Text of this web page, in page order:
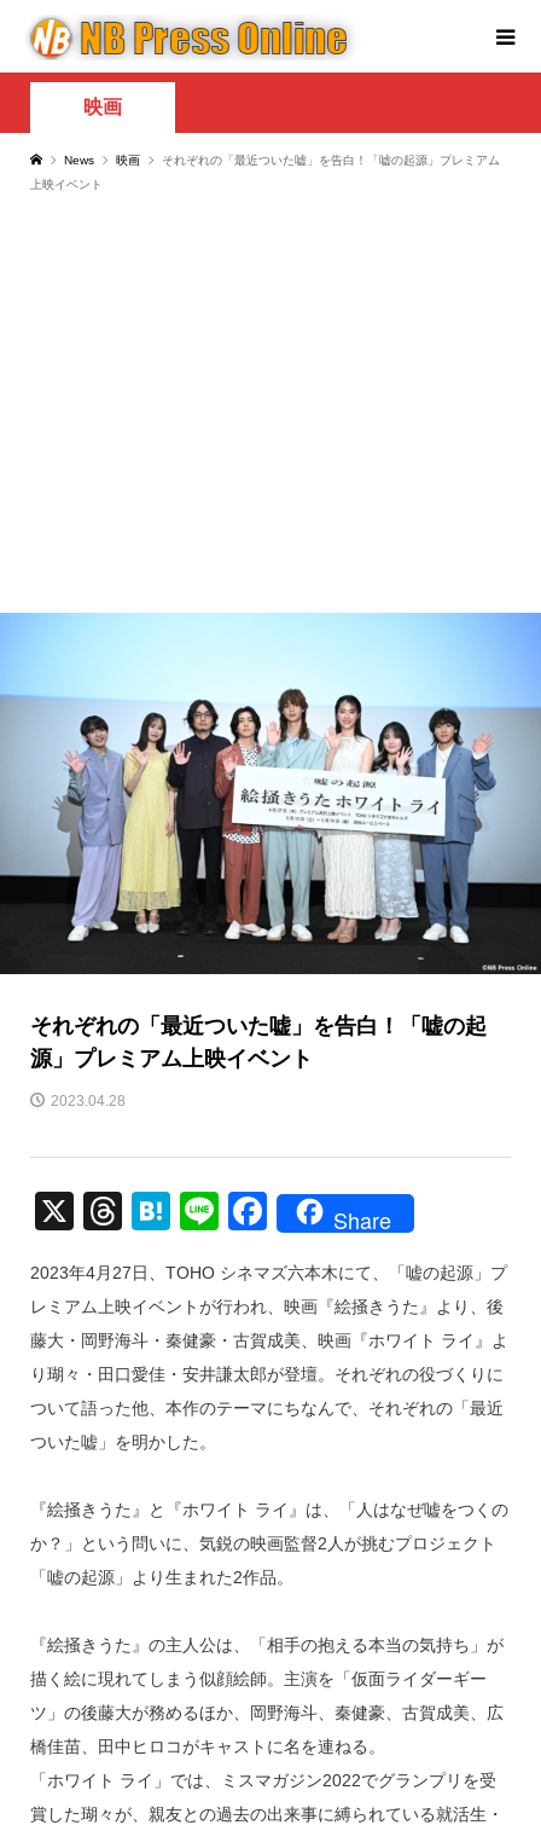
映画
News 映画
それぞれの「最近ついた嘘」を告白！「嘘の起源」プレミアム
上映イベント
それぞれの「最近ついた嘘」を告白！「嘘の起
源」プレミアム上映イベント
2023.04.28
X
T
e
a
d
s
H
e
n
a
Li
e
F
c
e
b
o
Share
2023年4月27日、TOHO シネマズ六本木にて、「嘘の起源」プ
レミアム上映イベントが行われ、映画『絵掻きうた』より、後
藤大・岡野海斗・秦健豪・古賀成美、映画『ホワイト ライ』よ
り瑚々・田口愛佳・安井謙太郎が登壇。それぞれの役づくりに
ついて語った他、本作のテーマにちなんで、それぞれの「最近
ついた嘘」を明かした。
『絵掻きうた』と『ホワイト ライ』は、「人はなぜ嘘をつくの
か？」という問いに、気鋭の映画監督2人が挑むプロジェクト
「嘘の起源」より生まれた2作品。
『絵掻きうた』の主人公は、「相手の抱える本当の気持ち」が
描く絵に現れてしまう似顔絵師。主演を「仮面ライダーギー
ツ」の後藤大が務めるほか、岡野海斗、秦健豪、古賀成美、広
橋佳苗、田中ヒロコがキャストに名を連ねる。
「ホワイト ライ」では、ミスマガジン2022でグランプリを受
賞した瑚々が、親友との過去の出来事に縛られている就活生・